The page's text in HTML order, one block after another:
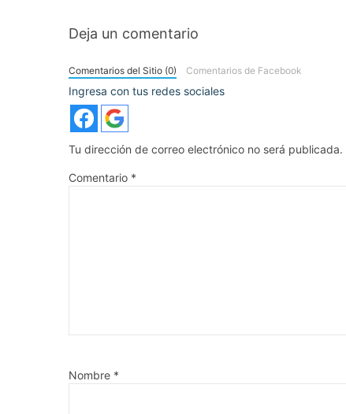
Deja un comentario
Comentarios del Sitio (0) Comentarios de Facebook
Ingresa con tus redes sociales
Tu dirección de correo electrónico no será publicada.
Comentario *
Nombre *